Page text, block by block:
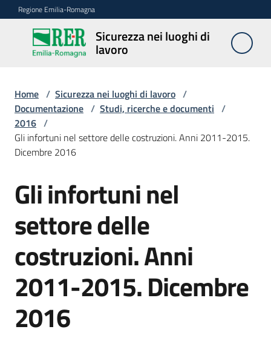
Vai al contenuto
Vai alla navigazione
Vai al footer
Regione Emilia-Romagna
Sicurezza nei luoghi di
lavoro
Sicurezza
nei
lavoro
Notizie
nelle
costruzioni
Coordinamento
prevenzione
e
vigilanza
Home / Sicurezza nei luoghi di lavoro /
Documentazione / Studi, ricerche e documenti /
2016 /
Gli infortuni nel settore delle costruzioni. Anni 2011-2015.
Dicembre 2016
Gli infortuni nel
settore delle
costruzioni. Anni
2011-2015. Dicembre
2016